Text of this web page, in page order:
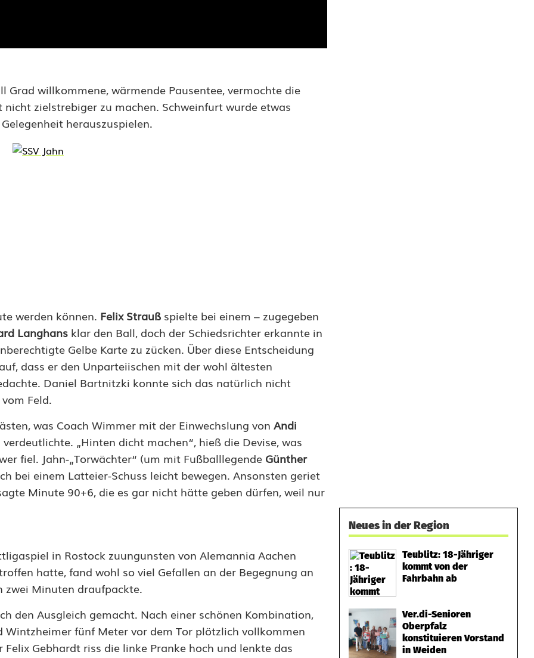
willkommene, wärmende Pausentee, vermochte die
zielstrebiger zu machen. Schweinfurt wurde etwas
herauszuspielen.
werden können. Felix Strauß spielte bei einem – zugegeben
Langhans klar den Ball, doch der Schiedsrichter erkannte in
Gelbe Karte zu zücken. Über diese Entscheidung
dass er den Unparteiischen mit der wohl ältesten
Daniel Bartnitzki konnte sich das natürlich nicht
Feld.
was Coach Wimmer mit der Einwechslung von Andi
verdeutlichte. „Hinten dicht machen“, hieß die Devise, was
fiel. Jahn-„Torwächter“ (um mit Fußballlegende Günther
bei einem Latteier-Schuss leicht bewegen. Ansonsten geriet
Minute 90+6, die es gar nicht hätte geben dürfen, weil nur
in Rostock zuungunsten von Alemannia Aachen
hatte, fand wohl so viel Gefallen an der Begegnung an
zwei Minuten draufpackte.
den Ausgleich gemacht. Nach einer schönen Kombination,
Wintzheimer fünf Meter vor dem Tor plötzlich vollkommen
Gebhardt riss die linke Pranke hoch und lenkte das
Neues in der Region
Teublitz: 18-Jähriger
kommt von der
Fahrbahn ab
Ver.di-Senioren
Oberpfalz
konstituieren Vorstand
in Weiden